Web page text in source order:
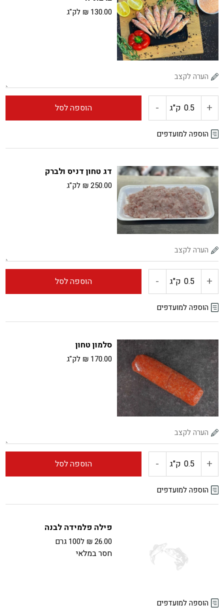
₪ 130.00 לק"ג
+ כמות
של
ק"ג - הוספה לסל
הוספה למועדפים
דג טחון דניס ולברק
₪250.00 לק"ג
+ כמות
של
טחון
דניס
ולברק
ק"ג - הוספה לסל
הוספה למועדפים
סלמון טחון
₪ 170.00 לק"ג
+ כמות
של
ק"ג - הוספה לסל
הוספה למועדפים
פילה פלמידה לבנה
₪26.00 ל100 גרם
הוספה למועדפים